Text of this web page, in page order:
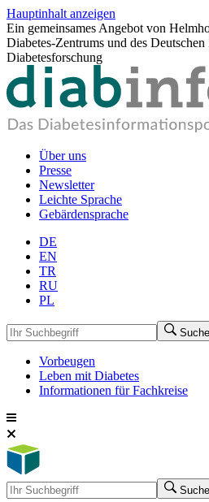
Hauptinhalt anzeigen
Ein gemeinsames Angebot von
Diabetes-Zentrums und des
Diabetesforschung
Über uns
Presse
Newsletter
Leichte Sprache
Gebärdensprache
DE
EN
TR
RU
PL
Suche
Vorbeugen
Leben mit Diabetes
Informationen für Fachkreise
Suche